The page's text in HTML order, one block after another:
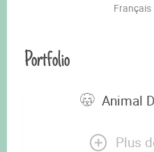
Français
Portfolio
Animal
Plus